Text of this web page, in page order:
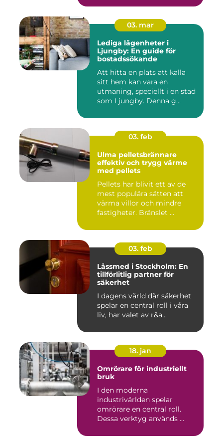
03. mar
Lediga lägenheter i
Ljungby: En guide för
bostadssökande
Att hitta en plats att kalla
sitt hem kan vara en
utmaning, speciellt i en stad
som Ljungby. Denna g...
03. feb
Ulma pelletsbrännare
effektiv och trygg värme
med pellets
Pellets har blivit ett av de
mest populära sätten att
värma villor och mindre
fastigheter. Bränslet ...
03. feb
Låssmed i Stockholm: En
tillförlitlig partner för
säkerhet
I dagens värld där säkerhet
spelar en central roll i våra
liv, har valet av r&a...
18. jan
Omrörare för industriellt
bruk
I den moderna
industrivärlden spelar
omrörare en central roll.
Dessa verktyg används ...